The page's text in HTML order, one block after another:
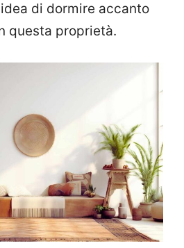
di dormire accanto
questa proprietà.